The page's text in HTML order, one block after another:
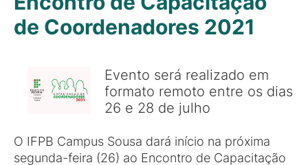
de Coordenadores 2021
Evento será realizado em
formato remoto entre os dias
26 e 28 de julho
O IFPB Campus Sousa dará início na próxima
segunda-feira (26) ao Encontro de Capacitação